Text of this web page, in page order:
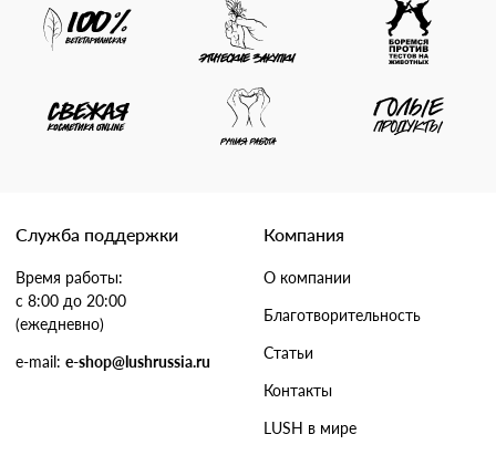
Служба поддержки
Время работы:
с 8:00 до 20:00
(ежедневно)
e-mail: e-shop@lushrussia.ru
Компания
О компании
Благотворительность
Статьи
Контакты
LUSH в мире